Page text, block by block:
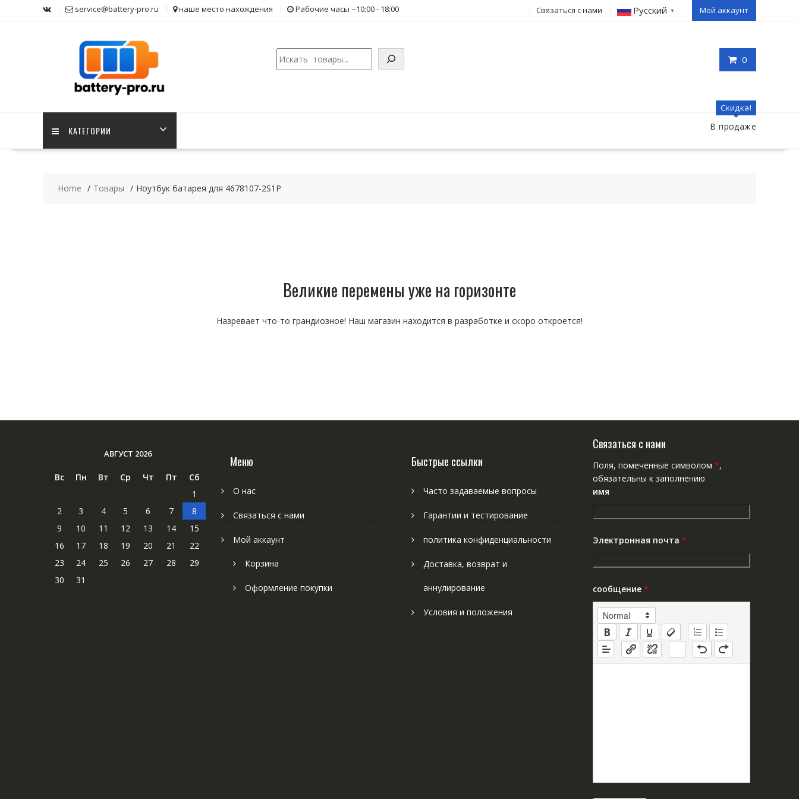
service@battery-pro.ru наше место нахождения Рабочие часы --10:00 - 18:00 Связаться с нами Русский ▼ Мой аккаунт
0
Поиск
КАТЕГОРИИ
Скидка!
В продаже
Home Товары Ноутбук батарея для 4678107-2S1P
Великие перемены уже на горизонте
Назревает что-то грандиозное! Наш магазин находится в разработке и скоро откроется!
АВГУСТ 2026
Вс Пн Вт Ср Чт Пт
Сб
1
2
3 4 5 6 7
8
9
10 11 12 13 14
15
16
17 18 19 20 21
22
23
24 25 26 27 28
29
30
31
Меню
О нас
Связаться с нами
Мой аккаунт
Корзина
Оформление покупки
Быстрые ссылки
Часто задаваемые вопросы
Гарантии и тестирование
политика конфиденциальности
Доставка, возврат и
аннулирование
Условия и положения
Связаться с нами
Поля, помеченные символом *,
обязательны к заполнению
имя
Электронная почта *
сообщение *